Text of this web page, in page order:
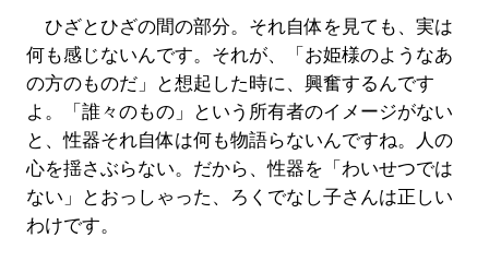
ひざとひざの間の部分。それ自体を見ても、実は
何も感じないんです。それが、「お姫様のようなあ
の方のものだ」と想起した時に、興奮するんです
よ。「誰々のもの」という所有者のイメージがない
と、性器それ自体は何も物語らないんですね。人の
心を揺さぶらない。だから、性器を「わいせつでは
ない」とおっしゃった、ろくでなし子さんは正しい
わけです。